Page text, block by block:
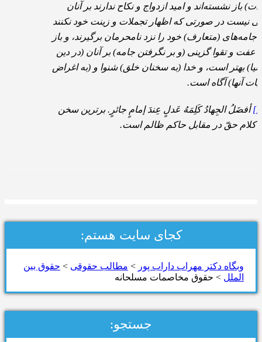
باز نشسته‌اند و امید ازدواج و نکاح ندارند بر آنان
نیست در صورتی که اظهار تجملات و زینت خود نکنند
جامه‌های (متعارف) خود را نزد نامحرمان برگیرند، و باز
عفت و تقوا گزینی (و بر نگرفتن جامه) بر آنان (در دین
بهتر است، و خدا (به سخنان خلق) شنوا و (به اغراض
آنها) آگاه است.
أفضَلُ الجِهادُ کَلِمَهُ عَدلٍ عِندَ إمامٍ جائرٍ. برترین سخن
کلام حقّ در مقابل حاکم ظالم است.
کجای سایت هستم:
وبگاه دكتر مهراب داراب پور > مطالب حقوقی > حقوق بین
الملل > حقوق مخاصمات مسلحانه
جستجو: